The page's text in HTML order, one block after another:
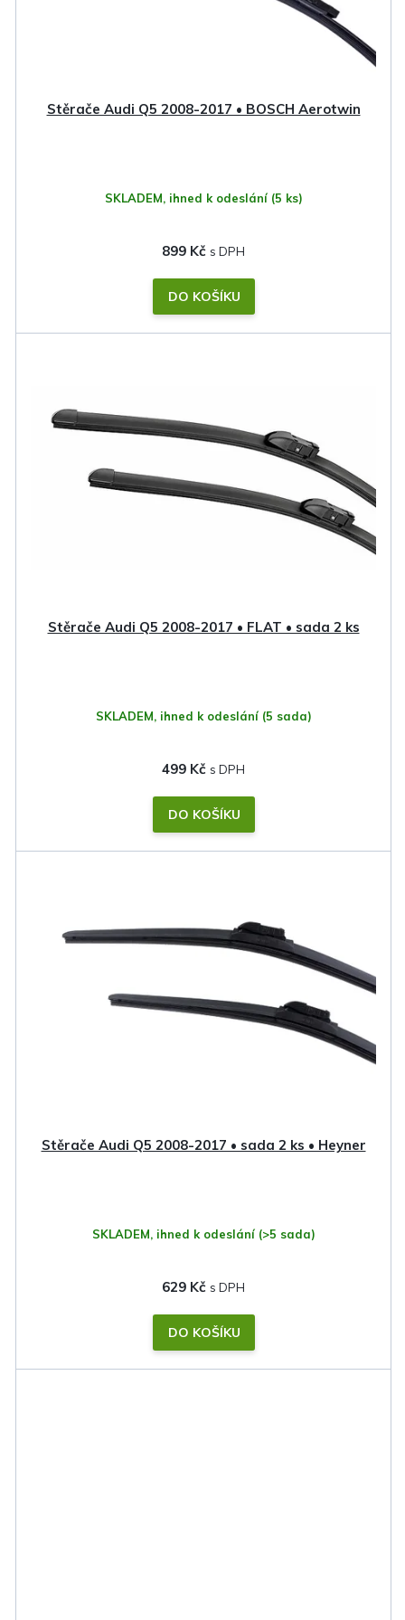
Stěrače Audi Q5 2008-2017 • BOSCH Aerotwin
SKLADEM, ihned k odeslání (5 ks)
899 Kč
DO KOŠÍKU
Stěrače Audi Q5 2008-2017 • FLAT • sada 2 ks
SKLADEM, ihned k odeslání (5 sada)
499 Kč
DO KOŠÍKU
Stěrače Audi Q5 2008-2017 • sada 2 ks • Heyner
SKLADEM, ihned k odeslání (>5 sada)
629 Kč
DO KOŠÍKU